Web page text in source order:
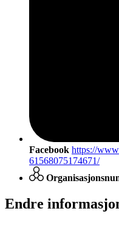
Facebook https://
61568075174671/
Endre